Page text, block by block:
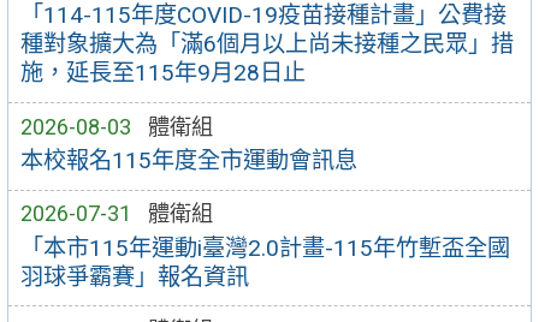
「114-115年度COVID-19疫苗接種計畫」公費接
種對象擴大為「滿6個月以上尚未接種之民眾」措
施，延長至115年9月28日止
2026-08-03 體衛組
本校報名115年度全市運動會訊息
2026-07-31 體衛組
「本市115年運動i臺灣2.0計畫-115年竹塹盃全國
羽球爭霸賽」報名資訊